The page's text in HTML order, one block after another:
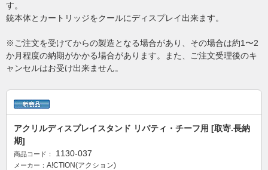
す。
銃本体とカートリッジをクールにディスプレイ出来ます。
※ご注文を受けてからの製造となる場合があり、その場合は約1〜2
か月程度の納期がかかる場合があります。また、ご注文受理後のキ
ャンセルはお受け出来ません。
アクリルディスプレイスタンド リバティ・チーフ用 [取寄.長納
期]
商品コード： 1130-037
メーカー： A!CTION(アクション)